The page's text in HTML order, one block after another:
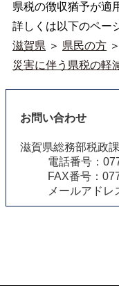
県税の徴収猶予が適
詳しくは以下のペー
滋賀県 ＞ 県民の方 ＞
災害に伴う県税の軽
お問い合わせ
滋賀県総務部税政課
電話番号：
FAX番号：
メールアドレ